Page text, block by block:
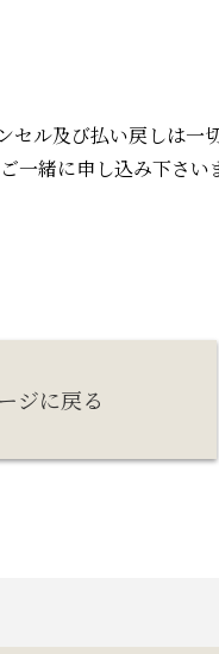
ル及び払い戻しは一
緒に申し込み下さい
ジに戻る